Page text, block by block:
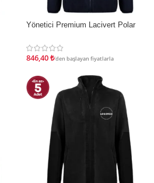
İNDIRIM
Yönetici Premium Lacivert Polar
846,40₺'den başlayan fiyatlarla